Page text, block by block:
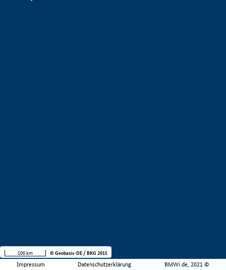
Impressum Datenschutzerklärung BMWi.de, 2021 ©
100 km © Geobasis-DE / BKG 2015